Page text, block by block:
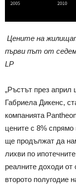
Цените на
първи път от
LP
„Ръстът през април
Габриела Дикенс,
компанията
цените с 8%
ще продължат да
лихви по
реалните доходи от
второто полугодие